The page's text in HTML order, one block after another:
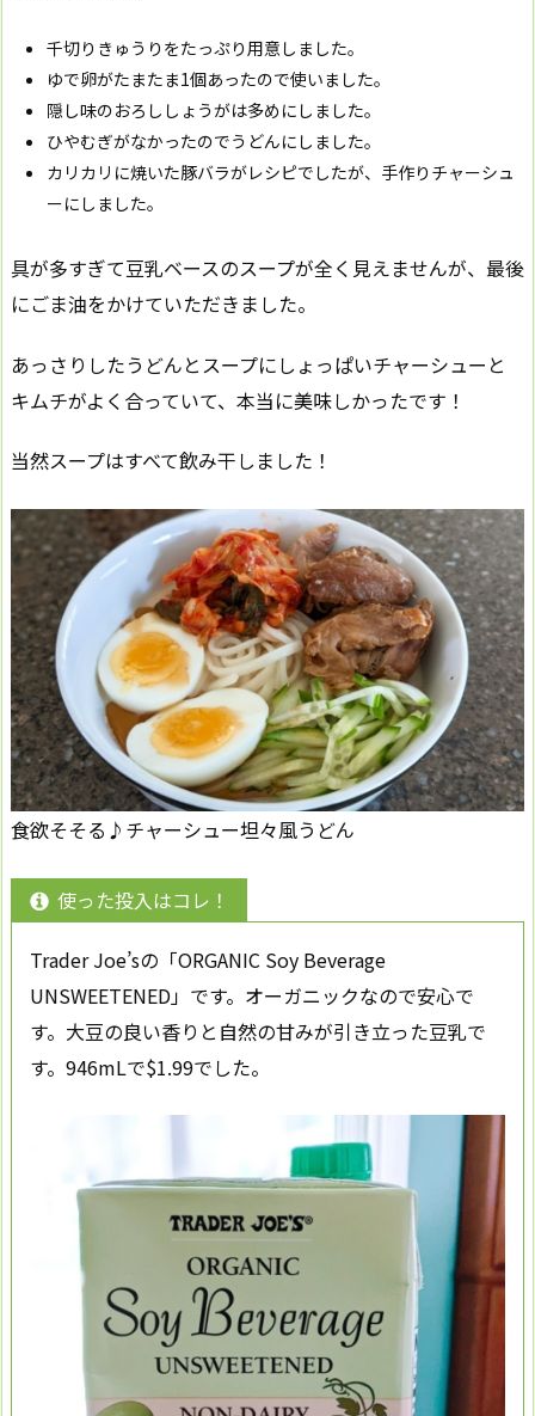
千切りきゅうりをたっぷり用意しました。
ゆで卵がたまたま1個あったので使いました。
隠し味のおろししょうがは多めにしました。
ひやむぎがなかったのでうどんにしました。
カリカリに焼いた豚バラがレシピでしたが、手作りチャーシュ
ーにしました。
具が多すぎて豆乳ベースのスープが全く見えませんが、最後
にごま油をかけていただきました。
あっさりしたうどんとスープにしょっぱいチャーシューと
キムチがよく合っていて、本当に美味しかったです！
当然スープはすべて飲み干しました！
食欲そそる♪チャーシュー坦々風うどん
使った投入はコレ！
Trader Joe’sの「ORGANIC Soy Beverage
UNSWEETENED」です。オーガニックなので安心で
す。大豆の良い香りと自然の甘みが引き立った豆乳で
す。946mLで$1.99でした。